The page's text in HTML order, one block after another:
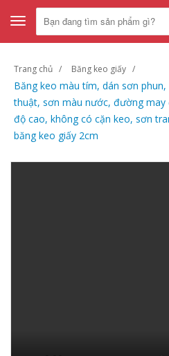
Toggle
navigation
Trang chủ Băng keo giấy
Băng keo màu tím, dán sơn
thuật, sơn màu nước, đường
độ cao, không có cặn keo, sơn
băng keo giấy 2cm